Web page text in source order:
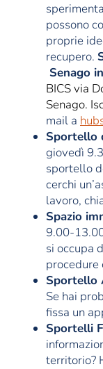
possono
proprie
recupero.
Senago
BICS via
Senago.
mail a
Sportello
giovedì
sportello
cerchi
lavoro,
Spazio
9.00-
si occupa
procedure
Sportello
Se hai
fissa un
Sportelli
territorio?